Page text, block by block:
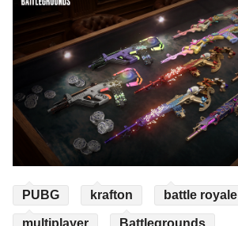
PUBG krafton battle royale
multiplayer Battlegrounds